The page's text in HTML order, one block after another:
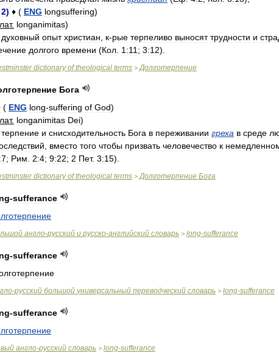
2) ♦ ( ENG longsuffering)
лат. longanimitas)
духовный опыт христиан к-рые терпеливо выносят трудности и
долгого времени (Кол 1:11 ; 3:12).
dictionary of theological terms > Долготерпение
Бога
( ENG long-suffering of God)
лат. longanimitas Dei)
терпение и снисходительность Бога в переживании греха в среде
вместо того чтобы призвать человечество к
; Рим 2:4; 9:22; 2 Пет. 3:15).
dictionary of theological terms > Долготерпение Бога
-sufferance
англо-русский и русско-английский словарь > long-sufferance
-sufferance
-русский большой универсальный переводческий словарь > long-sufferance
-sufferance
англо-русский словарь > long-sufferance